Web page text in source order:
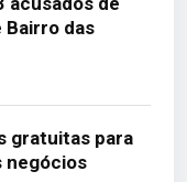
Bairro das
gratuitas para
negócios